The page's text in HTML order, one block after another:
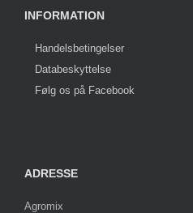
INFORMATION
Handelsbetingelser
Databeskyttelse
Følg os på Facebook
ADRESSE
Agromix